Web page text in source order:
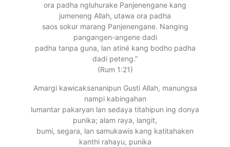
ora padha ngluhurake Panjenengane kang
jumeneng Allah, utawa ora padha
saos sokur marang Panjenengane. Nanging
pangangen-angene dadi
padha tanpa guna, lan atiné kang bodho padha
dadi peteng.”
(Rum 1:21)
Amargi kawicaksananipun Gusti Allah, manungsa
nampi kabingahan
lumantar pakaryan lan sedaya titahipun ing donya
punika; alam raya, langit,
bumi, segara, lan samukawis kang katitahaken
kanthi rahayu, punika